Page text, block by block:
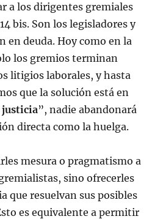
a los dirigentes gremiales
bis. Son los legisladores y
en deuda. Hoy como en la
los gremios terminan
litigios laborales, y hasta
que la solución está en
justicia”, nadie abandonará
directa como la huelga.
mesura o pragmatismo a
sino ofrecerles
que resuelvan sus posibles
es equivalente a permitir